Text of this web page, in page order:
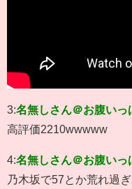
3:名無しさん＠お腹いっ
高評価2210wwwww
4:名無しさん＠お腹いっ
乃木坂で57とか荒れ過